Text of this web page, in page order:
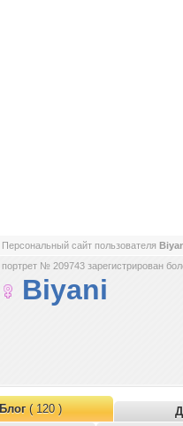
Персональный сайт пользователя
портрет № 209743 зарегистрирован
Biyani
Блог( 120 )